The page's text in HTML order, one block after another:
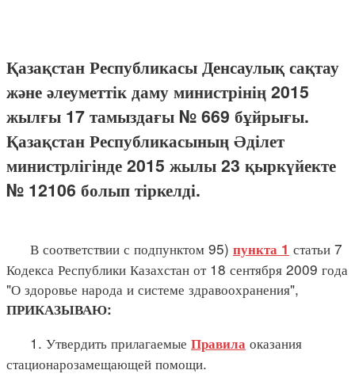
Қазақстан Республикасы Денсаулық сақтау
және әлеуметтік даму министрінің 2015
жылғы 17 тамыздағы № 669 бұйрығы.
Қазақстан Республикасының Әділет
министрлігінде 2015 жылы 23 қыркүйекте
№ 12106 болып тіркелді.
В соответствии с подпунктом 95) пункта 1 статьи 7
Кодекса Республики Казахстан от 18 сентября 2009 года
"О здоровье народа и системе здравоохранения",
ПРИКАЗЫВАЮ:
1. Утвердить прилагаемые Правила оказания
стационарозамещающей помощи.